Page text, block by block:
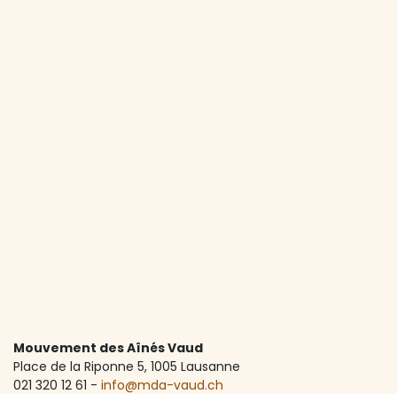
Mouvement des Aînés Vaud
Place de la Riponne 5, ​1005 Lausanne
021 320 12 61 - info@mda-vaud.ch